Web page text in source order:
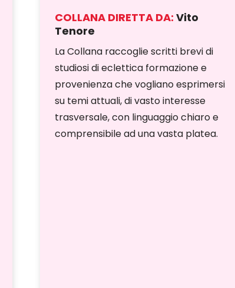
COLLANA DIRETTA DA: Vito
Tenore
La Collana raccoglie scritti brevi di
studiosi di eclettica formazione e
provenienza che vogliano esprimersi
su temi attuali, di vasto interesse
trasversale, con linguaggio chiaro e
comprensibile ad una vasta platea.